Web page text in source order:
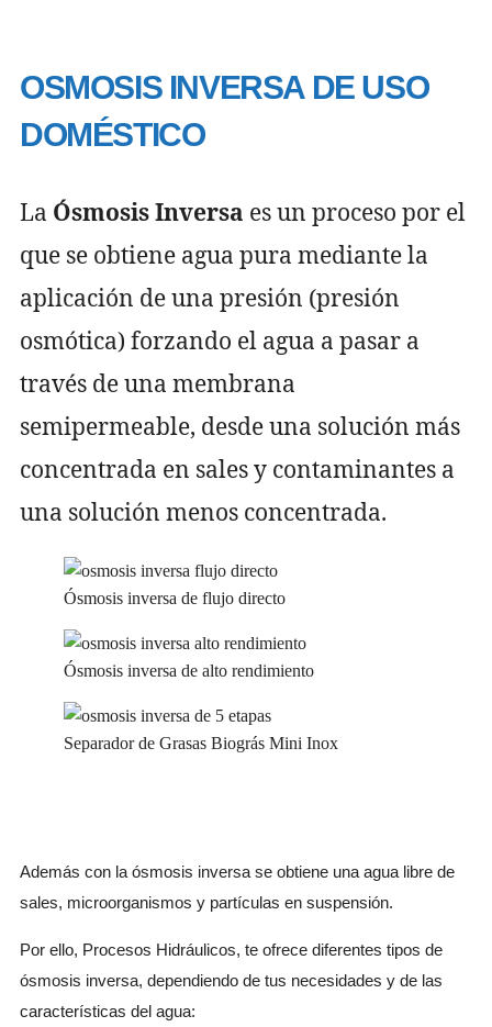
OSMOSIS INVERSA DE USO
DOMÉSTICO
La Ósmosis Inversa es un proceso por el
que se obtiene agua pura mediante la
aplicación de una presión (presión
osmótica) forzando el agua a pasar a
través de una membrana
semipermeable, desde una solución más
concentrada en sales y contaminantes a
una solución menos concentrada.
Ósmosis inversa de flujo directo
Ósmosis inversa de alto rendimiento
Separador de Grasas Biográs Mini Inox
Además con la ósmosis inversa se obtiene una agua libre de
sales, microorganismos y partículas en suspensión.
Por ello, Procesos Hidráulicos, te ofrece diferentes tipos de
ósmosis inversa, dependiendo de tus necesidades y de las
características del agua: